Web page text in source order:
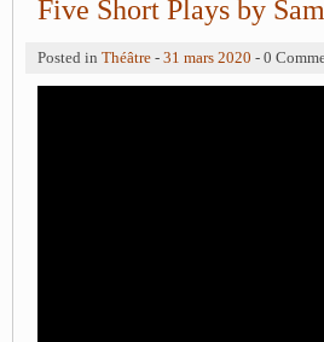
Five Short Plays by
Posted in Théâtre - 31 mars 2020 - 0